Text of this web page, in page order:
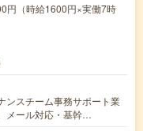
（時給1600円×実働7時
ンスチーム事務サポート業
メール対応・基幹…